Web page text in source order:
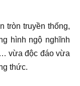
tròn truyền thống,
hình ngộ nghĩnh
vừa độc đáo vừa
thức.